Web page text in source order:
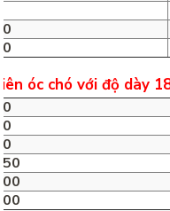
óc chó với độ dày